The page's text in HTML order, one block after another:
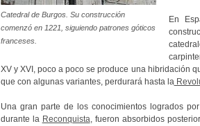
Catedral de Burgos. Su construcción
comenzó en 1221, siguiendo patrones góticos
franceses.
En
XV y XVI, poco a poco se produce una hibridación
que con algunas variantes, perdurará hasta la
Una gran parte de los conocimientos logrados
durante la Reconquista, fueron absorbidos